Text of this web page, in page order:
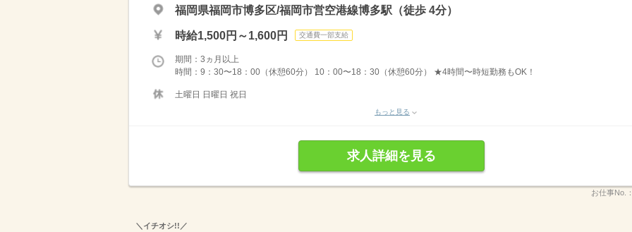
福岡県福岡市博多区/福岡市営空港線博多駅（徒歩 4分）
時給1,500円～1,600円 交通費一部支給
期間：3ヵ月以上
時間：9：30〜18：00（休憩60分） 10：00〜18：30（休憩60分） ★4時間〜時短勤務もOK！
土曜日 日曜日 祝日
もっと見る
求人詳細を見る
お仕事No.：
＼イチオシ!!／